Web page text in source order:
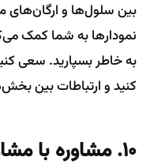
بین سلول‌ها و ارگان‌های
نمودارها به شما کمک
به خاطر بسپارید. سعی
کنید و ارتباطات بین
10. مشاوره با مشاوران تحصیلی